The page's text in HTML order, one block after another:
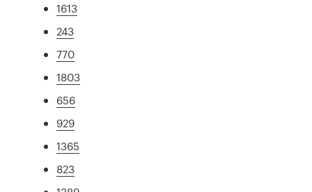
1613
243
770
1803
656
929
1365
823